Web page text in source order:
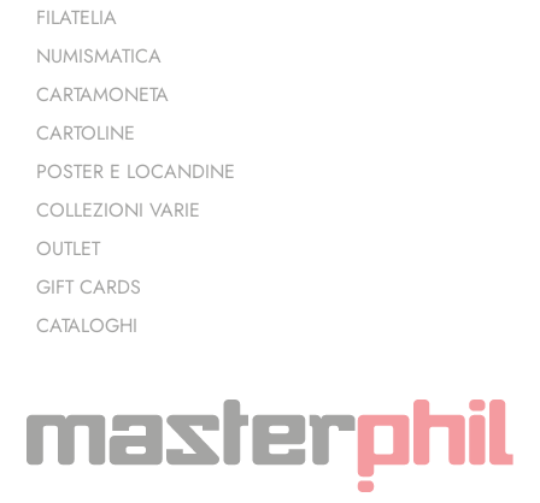
FILATELIA
NUMISMATICA
CARTAMONETA
CARTOLINE
POSTER E LOCANDINE
COLLEZIONI VARIE
OUTLET
GIFT CARDS
CATALOGHI